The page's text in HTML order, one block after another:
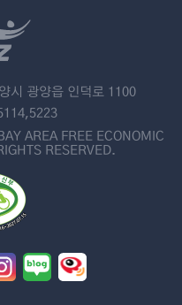
시 광양읍 인덕로 1100
AREA FREE ECONOMIC
RESERVED.